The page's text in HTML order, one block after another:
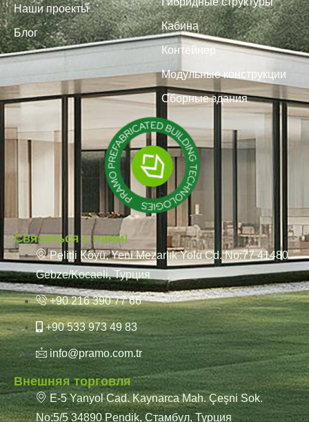
Наши проекты
Блог
Кабина
Контейнер
Модульные конструкции
Сборные здания
Связаться с нами!
Pelitli Köyü, Yeni Mezarlık Yolu Cd. No:77 41480
Gebze/Kocaeli, Турция
+90 216 390 77 66
+90 533 973 49 83
info@pramo.com.tr
Внешняя торговля
E-5 Yanyol Cad. Kaynarca Mah. Çeşni Sok.
No:5/5 34890 Pendik, Стамбул, Турция